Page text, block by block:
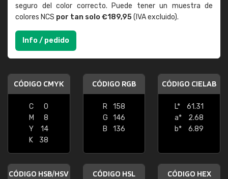
seguro del color correcto. Puede tener un muestra de
colores NCS por tan solo €189,95(IVA excluido).
Info / pedido
CÓDIGO CMYK
C
0
M
8
Y
14
K
38
CÓDIGO RGB
R
158
G
146
B
136
CÓDIGO CIELAB
L*
61.31
a*
2.68
b*
6.89
CÓDIGO HSB/HSV CÓDIGO HSL CÓDIGO HEX